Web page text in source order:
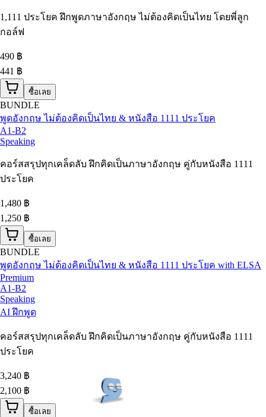
1,111 ประโยค ฝึกพูดภาษาอังกฤษ ไม่ต้องคิดเป็นไทย โดยพี่ลูก
กอล์ฟ
490 ฿
441 ฿
ซื้อเลย
BUNDLE
พูดอังกฤษ ไม่ต้องคิดเป็นไทย & หนังสือ 1111 ประโยค
A1-B2
Speaking
คอร์สสรุปทุกเคล็ดลับ ฝึกคิดเป็นภาษาอังกฤษ คู่กับหนังสือ 1111
ประโยค
1,480 ฿
1,250 ฿
ซื้อเลย
BUNDLE
พูดอังกฤษ ไม่ต้องคิดเป็นไทย & หนังสือ 1111 ประโยค with ELSA
Premium
A1-B2
Speaking
AI ฝึกพูด
คอร์สสรุปทุกเคล็ดลับ ฝึกคิดเป็นภาษาอังกฤษ คู่กับหนังสือ 1111
ประโยค
3,240 ฿
2,100 ฿
ซื้อเลย